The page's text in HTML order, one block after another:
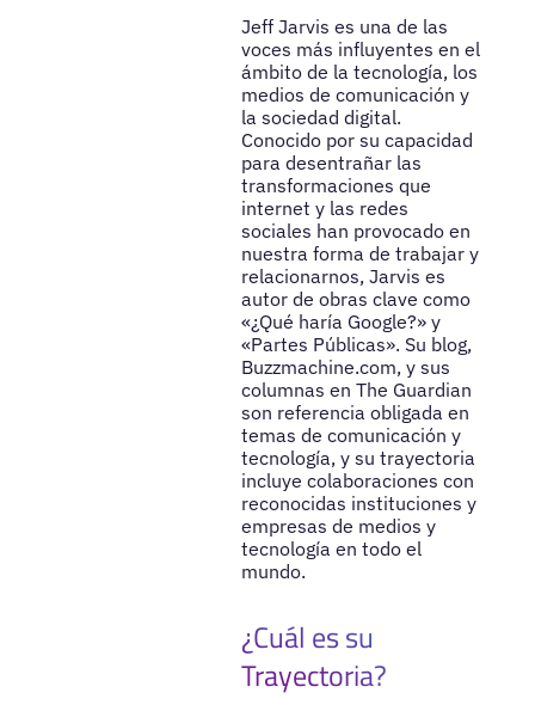
Jeff Jarvis es una de las
voces más influyentes en el
ámbito de la tecnología, los
medios de comunicación y
la sociedad digital.
Conocido por su capacidad
para desentrañar las
transformaciones que
internet y las redes
sociales han provocado en
nuestra forma de trabajar y
relacionarnos, Jarvis es
autor de obras clave como
«¿Qué haría Google?» y
«Partes Públicas». Su blog,
Buzzmachine.com, y sus
columnas en The Guardian
son referencia obligada en
temas de comunicación y
tecnología, y su trayectoria
incluye colaboraciones con
reconocidas instituciones y
empresas de medios y
tecnología en todo el
mundo.
¿Cuál es su
Trayectoria?